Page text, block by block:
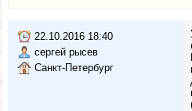
22.10.2016 18:40
сергей рысев
Санкт-Петербург